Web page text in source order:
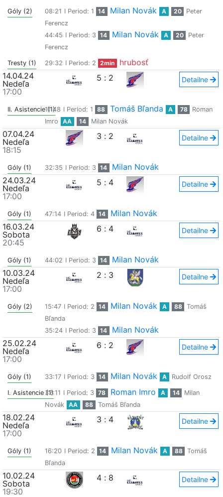
Góly (2) 08:21 I Period: 1 14 Milan Novák A 20
Peter
Ferencz
44:45 I Period: 3 14 Milan Novák A 20
Peter
Ferencz
Tresty (1) 29:32 I Period: 2 2min
hrubosť
14.04.24
Nedeľa
17:00
5 : 2 Detailne
II. Asistencie (1)
11:48 I Period: 1 88 Tomáš Bľanda A 78
Roman
Imro
AA 14 Milan Novák
07.04.24
Nedeľa
18:15
3 : 2 Detailne
Góly (1) 32:35 I Period: 3 14
Milan Novák
24.03.24
Nedeľa
17:00
5 : 4 Detailne
Góly (1) 47:14 I Period: 4 14
Milan Novák
16.03.24
Sobota
20:45
6 : 4 Detailne
Góly (1) 44:02 I Period: 3 14
Milan Novák
10.03.24
Nedeľa
17:00
2 : 3 Detailne
Góly (2) 15:47 I Period: 2 14 Milan Novák A 88
Tomáš
Bľanda
35:24 I Period: 3 14
Milan Novák
25.02.24
Nedeľa
17:00
6 : 2 Detailne
Góly (1) 33:17 I Period: 3 14 Milan Novák A Rudolf Orosz
I. Asistencie (1)32:11 I Period: 3 78 Roman Imro A 14
Milan
Novák
AA 88 Tomáš Bľanda
18.02.24
Nedeľa
17:00
3 : 4 Detailne
Góly (1) 16:20 I Period: 2 14 Milan Novák A 88
Tomáš
Bľanda
10.02.24
Sobota
19:30
4 : 8 Detailne